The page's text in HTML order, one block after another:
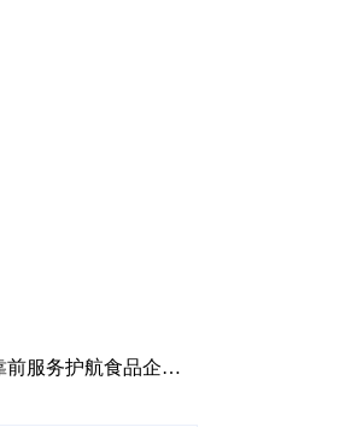
的新质生产力
优化营商环境进行时丨杭锦后旗市场监管局靠前服务护航食品企业“加速跑”